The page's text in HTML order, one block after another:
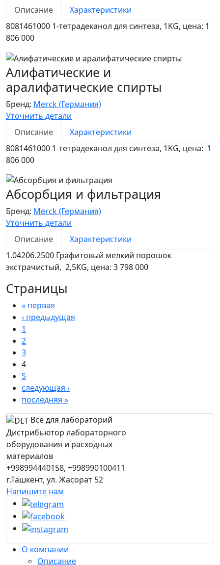
Описание
Характеристики
8081461000 1-тетрадеканол для синтеза, 1KG, цена: 1
806 000
Алифатические и
аралифатические спирты
Бренд: Merck (Германия)
Уточнить детали
Описание
Характеристики
8081461000 1-тетрадеканол для синтеза, 1KG, цена: 1
806 000
Абсорбция и фильтрация
Бренд: Merck (Германия)
Уточнить детали
Описание
Характеристики
1.04206.2500 Графитовый мелкий порошок
экстрачистый, 2,5KG, цена: 3 798 000
Страницы
« первая
‹ предыдущая
1
2
3
4
5
следующая ›
последняя »
Всё для лабораторий
Дистрибьютор лабораторного
оборудования и расходных
материалов
+998994440158, +998990100411
г.Ташкент, ул. Жасорат 52
Напишите нам
О компании
Описание